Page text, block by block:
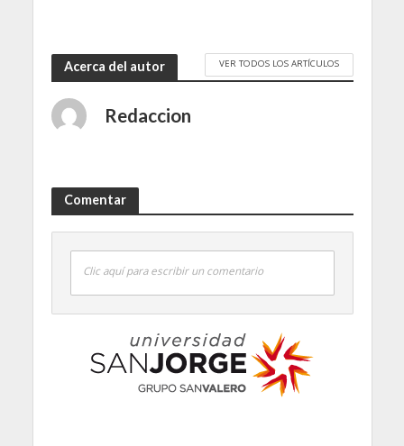
Acerca del autor VER TODOS LOS ARTÍCULOS
Redaccion
Comentar
Clic aquí para escribir un comentario